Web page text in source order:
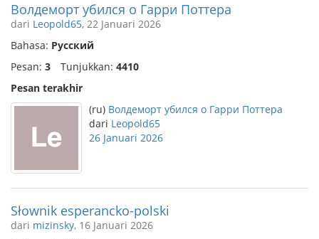
Волдеморт убился о Гарри Поттера
dari Leopold65, 22 Januari 2026
Bahasa: Русский
Pesan: 3 Tunjukkan: 4410
Pesan terakhir
(ru) Волдеморт убился о Гарри Поттера
dari Leopold65
26 Januari 2026
Słownik esperancko-polski
dari mizinsky, 16 Januari 2026